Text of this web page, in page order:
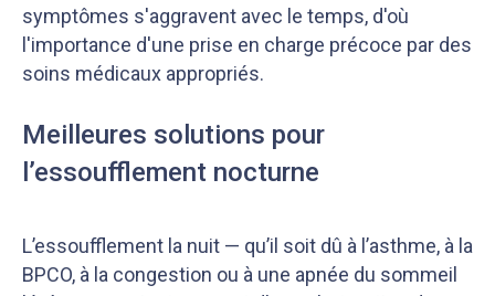
symptômes s'aggravent avec le temps, d'où
l'importance d'une prise en charge précoce par des
soins médicaux appropriés.
Meilleures solutions pour
l’essoufflement nocturne
L’essoufflement la nuit — qu’il soit dû à l’asthme, à la
BPCO, à la congestion ou à une apnée du sommeil